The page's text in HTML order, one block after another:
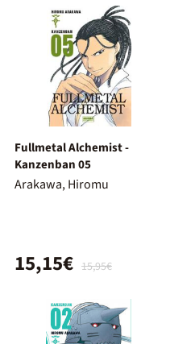
Fullmetal Alchemist -
Kanzenban 05
Arakawa, Hiromu
15,95€
15,15€